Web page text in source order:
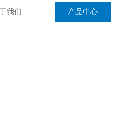
我们 产品中心